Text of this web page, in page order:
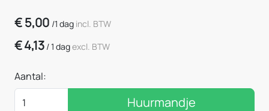
€5,00 /1 dag incl. BTW
€4,13 /1 dagexcl. BTW
Aantal:
Huurmandje